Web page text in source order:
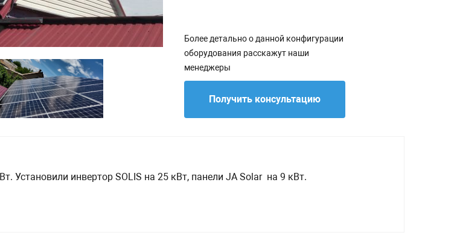
Более детально о данной конфигурации
оборудования расскажут наши
менеджеры
Получить консультацию
Установили инвертор SOLIS на 25 кВт, панели JA Solar на 9 кВт.